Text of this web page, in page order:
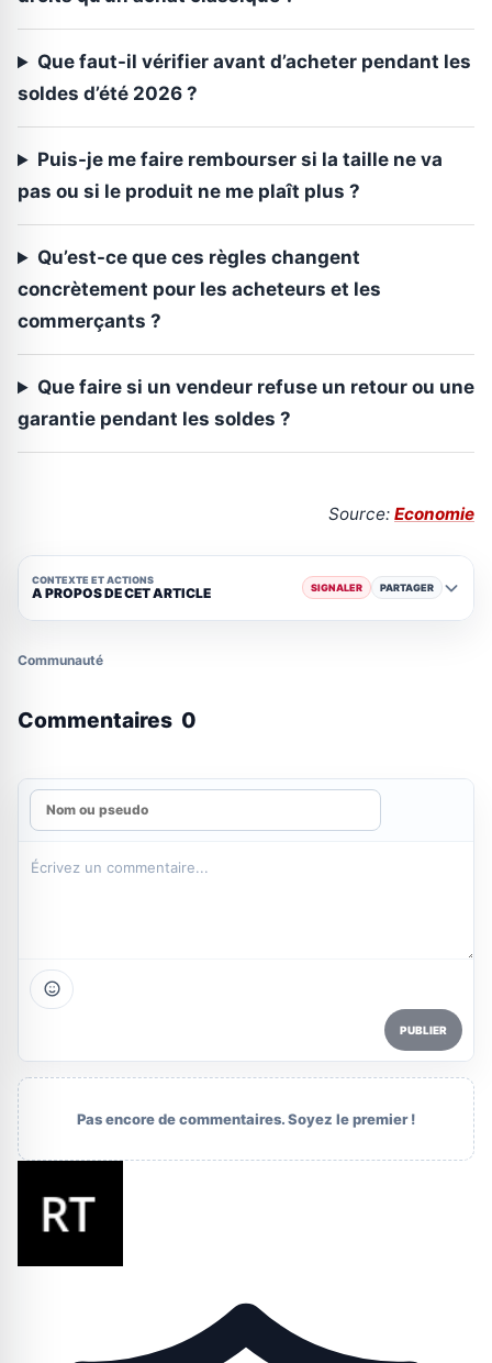
Que faut-il vérifier avant d’acheter pendant les
soldes d’été 2026 ?
Puis-je me faire rembourser si la taille ne va
pas ou si le produit ne me plaît plus ?
Qu’est-ce que ces règles changent
concrètement pour les acheteurs et les
commerçants ?
Que faire si un vendeur refuse un retour ou une
garantie pendant les soldes ?
Source: Economie
CONTEXTE ET ACTIONS
A PROPOS DE CET ARTICLE SIGNALER PARTAGER
Communauté
Commentaires 0
PUBLIER
Pas encore de commentaires. Soyez le premier !